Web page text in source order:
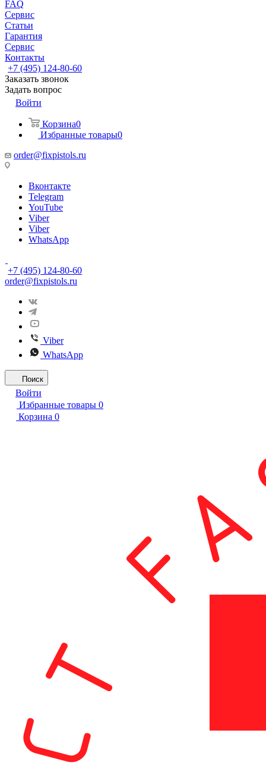
FAQ
Сервис
Статьи
Гарантия
Сервис
Контакты
+7 (495) 124-80-60
Заказать звонок
Задать вопрос
Войти
Корзина0
Избранные товары0
order@fixpistols.ru
Вконтакте
Telegram
YouTube
Viber
Viber
WhatsApp
+7 (495) 124-80-60
order@fixpistols.ru
Viber
WhatsApp
Поиск
Войти
Избранные товары 0
Корзина 0